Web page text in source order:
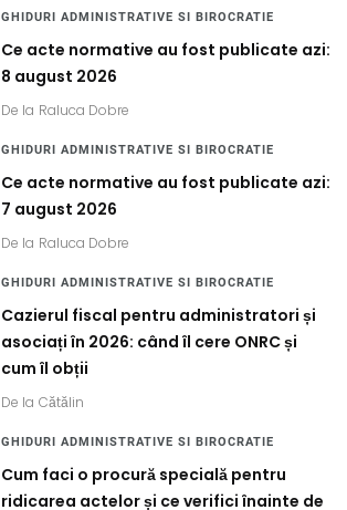
GHIDURI ADMINISTRATIVE SI BIROCRATIE
Ce acte normative au fost publicate azi:
8 august 2026
De la Raluca Dobre
GHIDURI ADMINISTRATIVE SI BIROCRATIE
Ce acte normative au fost publicate azi:
7 august 2026
De la Raluca Dobre
GHIDURI ADMINISTRATIVE SI BIROCRATIE
Cazierul fiscal pentru administratori și
asociați în 2026: când îl cere ONRC și
cum îl obții
De la Cătălin
GHIDURI ADMINISTRATIVE SI BIROCRATIE
Cum faci o procură specială pentru
ridicarea actelor și ce verifici înainte de